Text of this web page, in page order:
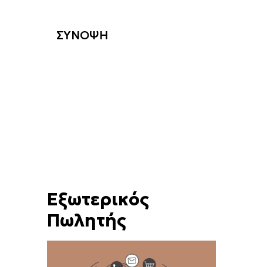
ΣΥΝΟΨΗ
Εξωτερικός
Πωλητής